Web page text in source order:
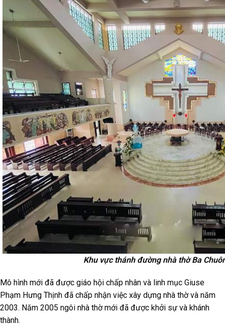
Khu vực thánh đường nhà thờ Ba
Mô hình mới đã được giáo hội chấp nhân và linh mục Giuse
Phạm Hưng Thịnh đã chấp nhận việc xây dựng nhà thờ và năm
2003. Năm 2005 ngôi nhà thờ mới đã được khởi sự và khánh
thành.